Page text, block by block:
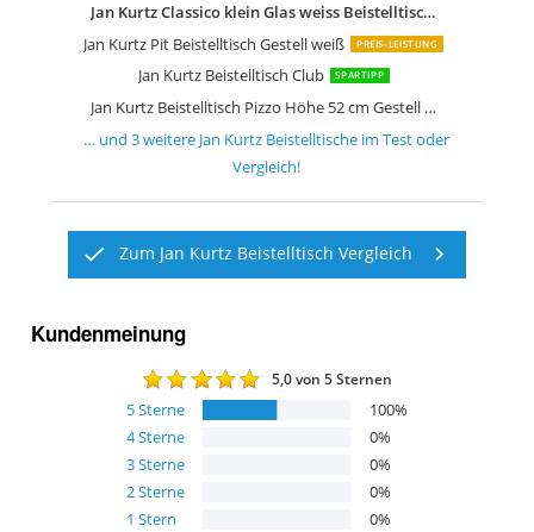
Jan Kurtz Classico klein Glas weiss Beistelltisch 492562 design jk team
Jan Kurtz Pit Beistelltisch Gestell weiß
PREIS-LEISTUNG
Jan Kurtz Beistelltisch Club SPARTIPP
Jan Kurtz Beistelltisch Pizzo Höhe 52 cm Gestell schwarz
… und3weitere Jan Kurtz Beistelltische im Test oder
Vergleich!
Zum Jan Kurtz Beistelltisch Vergleich
Kundenmeinung
5,0von 5 Sternen
5Sterne 100%
4Sterne 0%
3Sterne 0%
2Sterne 0%
1 Stern 0%